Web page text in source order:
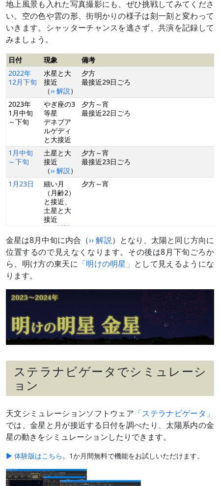
地上風景も入れた写真撮影にも、ぜひ挑戦してみてくださ
い。空の色や雲の形、街明かりの様子は刻一刻と変わって
いきます。シャッターチャンスを逃さず、共演を記録して
みましょう。
日付 現象
備考
2022年
12月下旬
水星と大
接近
（›› 解説）
夕方
最接近29日ごろ
2023年
1月中旬
～下旬
やぎ座の3
等星
デネブア
ルゲディ
と大接近
夕方～宵
最接近22日ごろ
1月中旬
～下旬
土星と大
接近
（›› 解説）
夕方～宵
最接近23日ごろ
1月23日
細い月
（月齢2）
と接近、
土星と大
接近
›› 解説
夕方～宵
2月中旬
海王星と
超大接近
（›› 解説）
夕方～宵
最接近15日ごろ
約12等級差
2月22日
と接近
（›› 解説
スタと接
近
最接近27日ごろ
約12等級差
2月下旬
木星と大
（›› 解説）
夕方～宵
3月24日
細い月
夕方～宵
3月24日
金星食
（›› 解説）
九州南部、南西諸島など
那覇：潜入開始20時56分（出現は月没
後）
～4月上旬 大接近
（ ›› 解説 ）
最接近3月31日ごろ
約10等級差
4月上旬
おうし座
夕方～宵
金星は8月中旬に内合（›› 解説）となり、太陽と同じ方向に
位置するので見えなくなります。その後は8月下旬ごろか
ら、明け方の東天に 「明けの明星」 として見えるようにな
ります。
ステラナビゲータでシミュレーシ
ョン
天文シミュレーションソフトウェア 「ステラナビゲータ」
では、金星と月が接近する日付を調べたり、太陽系内の金
星の動きをシミュレーションしたりできます。
▶ 体験版はこちら 。1か月間無料で機能をお試しいただけます。